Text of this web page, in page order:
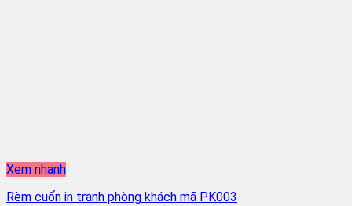
Xem nhanh
Rèm cuốn in tranh phòng khách mã PK003